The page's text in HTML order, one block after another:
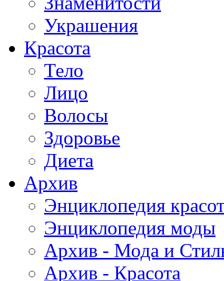
Украшения
Красота
Тело
Лицо
Волосы
Здоровье
Диета
Архив
Энциклопедия
Энциклопедия моды
Архив - Мода и
Архив - Красота